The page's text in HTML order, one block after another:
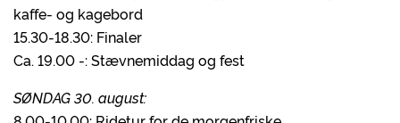
kaffe- og kagebord
15.30-18.30: Finaler
Ca. 19.00 -: Stævnemiddag og fest
SØNDAG 30. august: